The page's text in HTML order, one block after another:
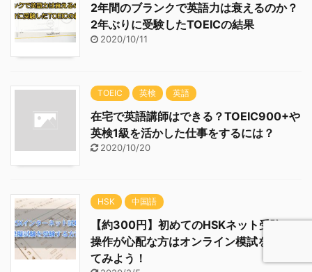
2年間のブランクで英語力は衰えるのか？
2年ぶりに受験したTOEICの結果
2020/10/11
TOEIC 英検 英語
在宅で英語講師はできる？TOEIC900+や
英検1級を活かした仕事をするには？
2020/10/20
HSK 中国語
【約300円】初めてのHSKネット受験、
操作が心配な方はオンライン模試を受け
てみよう！